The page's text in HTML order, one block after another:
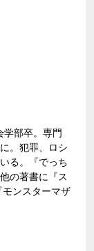
学部卒。専門
。犯罪、ロシ
る。『でっち
の著書に『ス
ンスターマザ